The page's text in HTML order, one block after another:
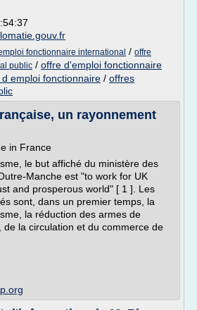
fonctionnaire international / offre
public / offre d'emploi fonctionnaire
emploi fonctionnaire / offres
un rayonnement
in France
le but affiché du ministère des
Manche est "to work for UK
and prosperous world" [ 1 ]. Les
sont, dans un premier temps, la
la réduction des armes de
de la circulation et du commerce de